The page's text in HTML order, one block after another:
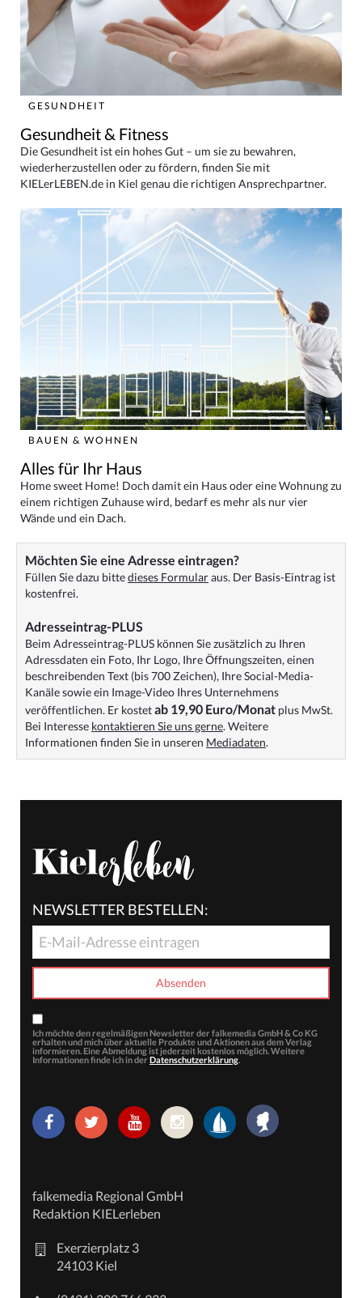
GESUNDHEIT
Gesundheit & Fitness
Die Gesundheit ist ein hohes Gut – um sie zu bewahren,
wiederherzustellen oder zu fördern, finden Sie mit
KIELerLEBEN.de in Kiel genau die richtigen Ansprechpartner.
BAUEN & WOHNEN
Alles für Ihr Haus
Home sweet Home! Doch damit ein Haus oder eine Wohnung zu
einem richtigen Zuhause wird, bedarf es mehr als nur vier
Wände und ein Dach.
Möchten Sie eine Adresse eintragen?
Füllen Sie dazu bittedieses Formularaus. Der Basis-Eintrag ist
kostenfrei.
Adresseintrag-PLUS
Beim Adresseintrag-PLUS können Sie zusätzlich zu Ihren
Adressdaten ein Foto, Ihr Logo, Ihre Öffnungszeiten, einen
beschreibenden Text (bis 700 Zeichen), Ihre Social-Media-
Kanäle sowie ein Image-Video Ihres Unternehmens
veröffentlichen. Er kostetab 19,90 Euro/Monat plus MwSt.
Bei Interesse kontaktieren Sie uns gerne. Weitere
Informationen finden Sie in unseren Mediadaten.
NEWSLETTER BESTELLEN:
Ich möchte den regelmäßigen Newsletter der falkemedia GmbH & Co KG
erhalten und mich über aktuelle Produkte und Aktionen aus dem Verlag
informieren. Eine Abmeldung ist jederzeit kostenlos möglich. Weitere
Informationen finde ich in der Datenschutzerklärung.
falkemedia Regional GmbH
Redaktion KIELerleben
Exerzierplatz 3
24103 Kiel